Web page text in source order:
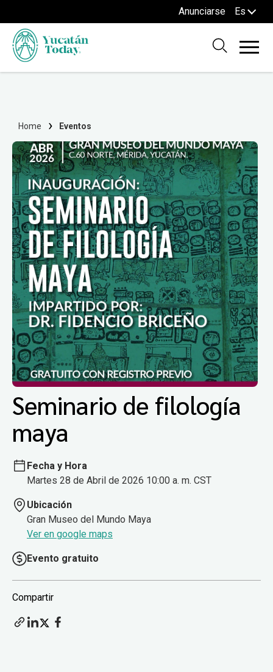
Anunciarse Es
Home Eventos
Seminario de filología
maya
Fecha y Hora
Martes 28 de Abril de 2026 10:00 a. m. CST
Ubicación
Gran Museo del Mundo Maya
Ver en google maps
Evento gratuito
Compartir